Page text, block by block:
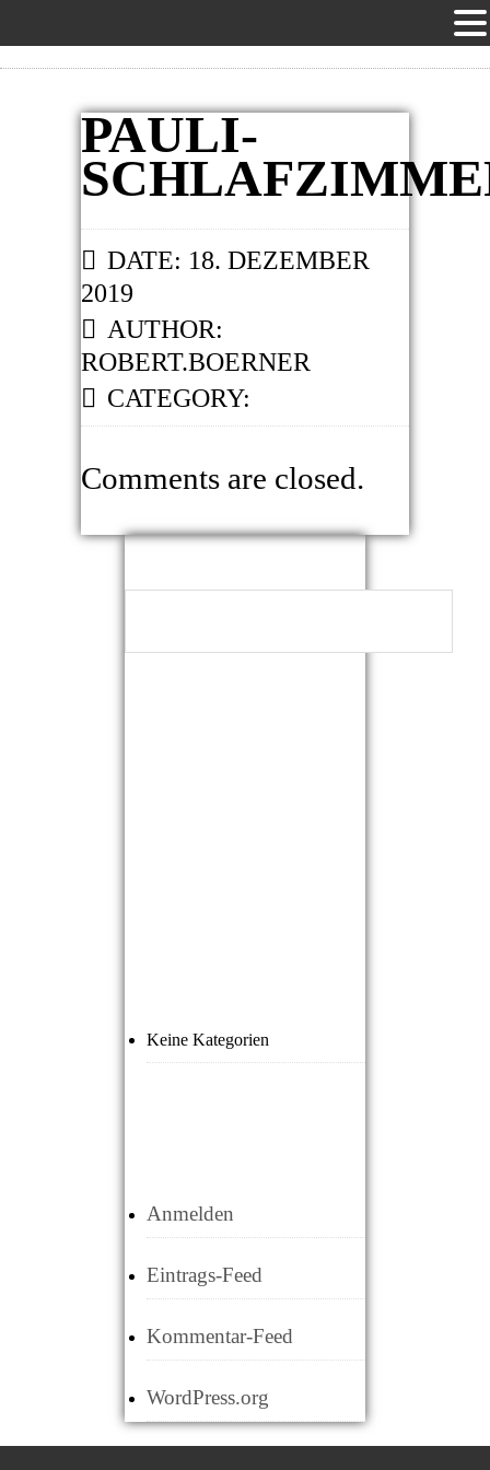
PAULI-
DATE: 18. DEZEMBER
2019
AUTHOR:
ROBERT.BOERNER
CATEGORY:
Comments are closed.
Keine Kategorien
Anmelden
Eintrags-Feed
Kommentar-Feed
WordPress.org